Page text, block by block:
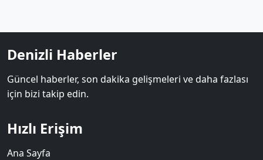
Denizli Haberler
Güncel haberler, son dakika gelişmeleri ve daha fazlası
için bizi takip edin.
Hızlı Erişim
Ana Sayfa